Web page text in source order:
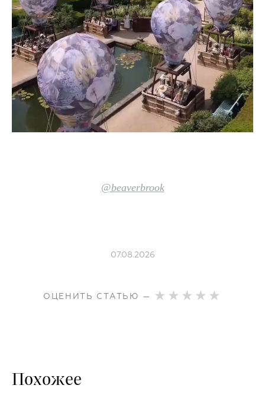
@beaverbrook
07.08.2026
ОЦЕНИТЬ СТАТЬЮ —
Похожее